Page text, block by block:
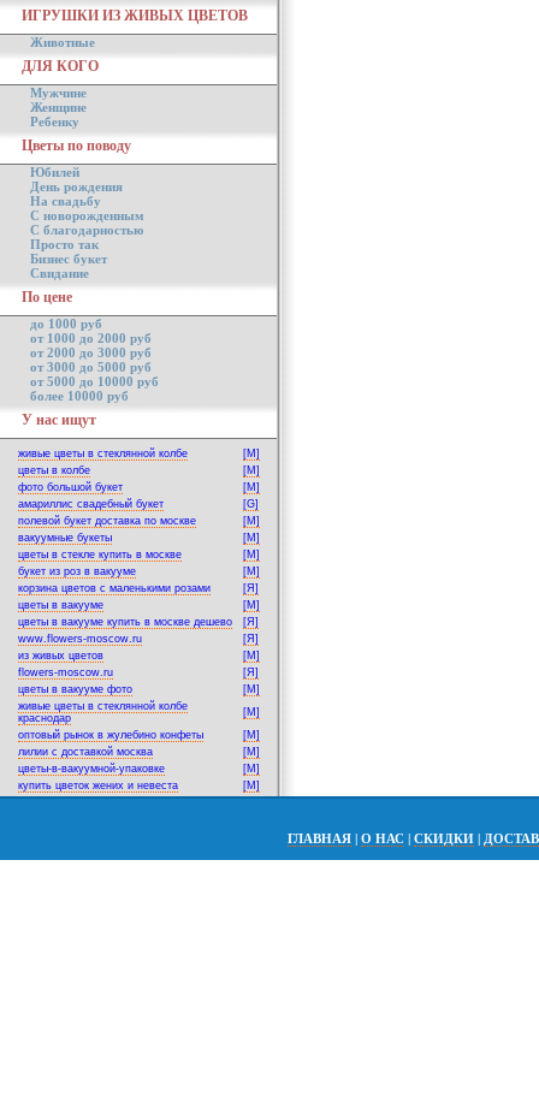
ИГРУШКИ ИЗ ЖИВЫХ ЦВЕТОВ
Животные
ДЛЯ КОГО
Мужчине
Женщине
Ребенку
Цветы по поводу
Юбилей
День рождения
На свадьбу
С новорожденным
С благодарностью
Просто так
Бизнес букет
Свидание
По цене
до 1000 руб
от 1000 до 2000 руб
от 2000 до 3000 руб
от 3000 до 5000 руб
от 5000 до 10000 руб
более 10000 руб
У нас ищут
живые цветы в стеклянной колбе
[M]
цветы в колбе
[M]
фото большой букет
[M]
амариллис свадебный букет
[G]
полевой букет доставка по москве
[M]
вакуумные букеты
[M]
цветы в стекле купить в москве
[M]
букет из роз в вакууме
[M]
корзина цветов с маленькими розами
[Я]
цветы в вакууме
[M]
цветы в вакууме купить в москве дешево
[Я]
www.flowers-moscow.ru
[Я]
из живых цветов
[M]
flowers-moscow.ru
[Я]
цветы в вакууме фото
[M]
живые цветы в стеклянной колбе
краснодар
[M]
оптовый рынок в жулебино конфеты
[M]
лилии с доставкой москва
[M]
цветы-в-вакуумной-упаковке
[M]
купить цветок жених и невеста
[M]
ГЛАВНАЯ | О НАС | СКИДКИ |